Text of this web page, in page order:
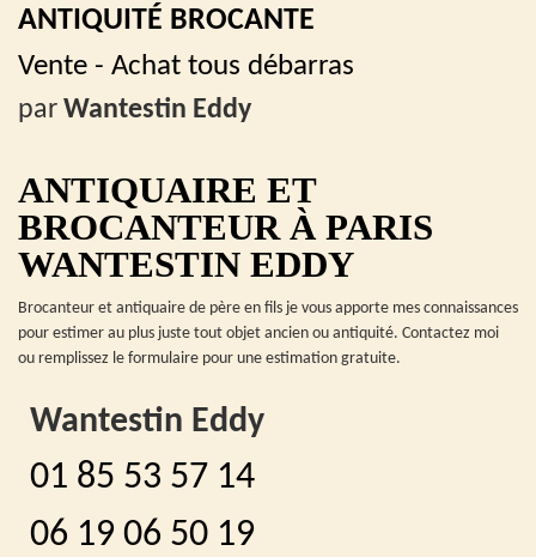
ANTIQUITÉ BROCANTE
Vente - Achat tous débarras
par Wantestin Eddy
ANTIQUAIRE ET
BROCANTEUR À PARIS
WANTESTIN EDDY
Brocanteur et antiquaire de père en fils je vous apporte mes connaissances
pour estimer au plus juste tout objet ancien ou antiquité. Contactez moi
ou remplissez le formulaire pour une estimation gratuite.
Wantestin Eddy
01 85 53 57 14
06 19 06 50 19